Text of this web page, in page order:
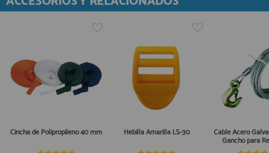
Cincha de Polipropileno 40 mm Hebilla Amarilla LS-30 Cable Acero
Gancho para